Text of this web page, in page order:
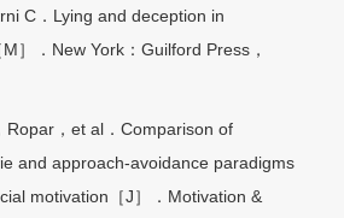
C．Lying and deception in
］．New York：Guilford Press，
Ropar，et al．Comparison of
and approach-avoidance paradigms
motivation［J］．Motivation &